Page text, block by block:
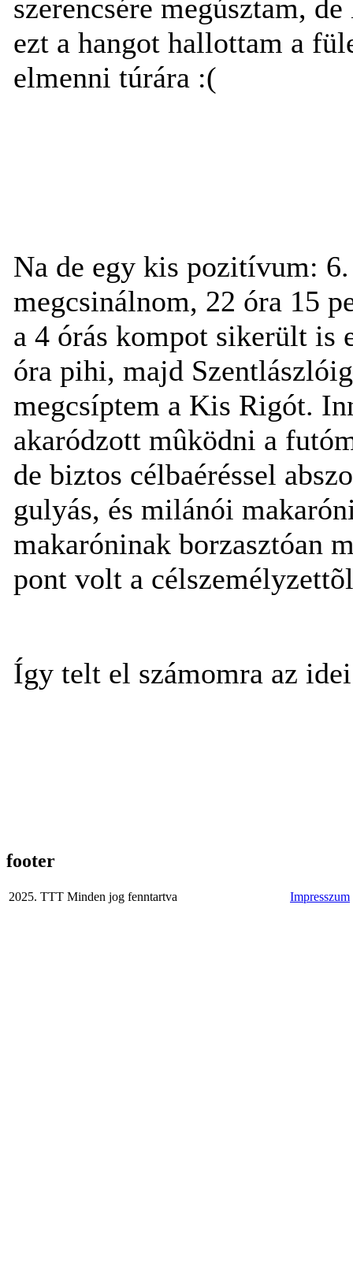
szerencsére megúsztam,
ezt a hangot hallottam a
elmenni túrára :(
Na de egy kis pozitívum:
megcsinálnom, 22 óra 15
a 4 órás kompot sikerült is
óra pihi, majd
megcsíptem a Kis Rigót.
akaródzott mûködni a
de biztos célbaéréssel
gulyás, és milánói
makaróninak borzasztóan
pont volt a
Így telt el számomra az
footer
2025. TTT Minden jog fenntartva Impresszum